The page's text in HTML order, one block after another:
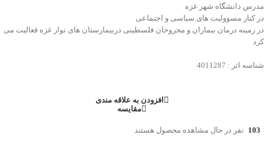
مدرس دانشگاه شهر غزه
در کنار مسوولیت هاى سیاسی و اجتماعی
در زمینه درمان بیماران و مجروحان فلسطینی دربیمارستان هاى نوار غزه فعالیت می
کرد
شناسه اثر : 4011287
افزودن به علاقه مندی
مقایسه
103 نفر در حال مشاهده محصول هستند